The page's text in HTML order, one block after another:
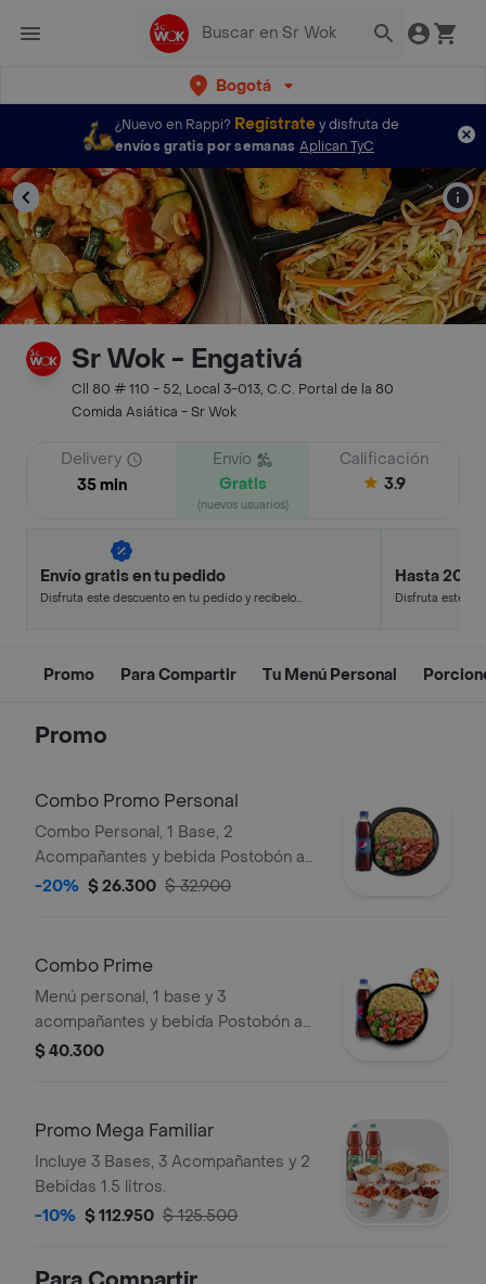
Bogotá
¿Nuevo en Rappi? Regístratey disfruta de
envíos gratis por semanas Aplican TyC
Sr Wok - Engativá
Cll 80 # 110 - 52, Local 3-013, C.C. Portal de la 80
Comida Asiática - Sr Wok
Delivery
35 min
Envío
Gratis
(nuevos usuarios)
Calificación
3.9
Envío gratis en tu pedido
Disfruta este descuento en tu pedido y recíbelo
Hasta 20%
Disfruta este
Promo Para Compartir Tu Menú Personal
Promo
Combo Promo Personal
Combo Personal, 1 Base, 2
Acompañantes y bebida Postobón a
elección de 400ML
-20% $ 26.300 $ 32.900
Combo Prime
Menú personal, 1 base y 3
acompañantes y bebida Postobón a
elección de 400ML
$ 40.300
Promo Mega Familiar
Incluye 3 Bases, 3 Acompañantes y 2
Bebidas 1.5 litros.
-10% $ 112.950 $ 125.500